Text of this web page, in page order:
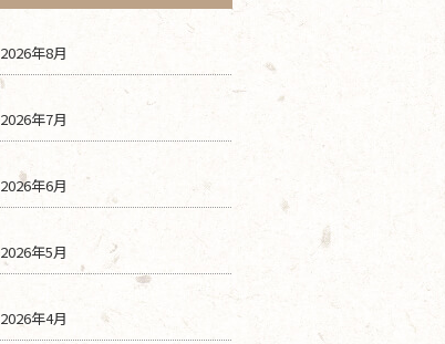
2026年8月
2026年7月
2026年6月
2026年5月
2026年4月